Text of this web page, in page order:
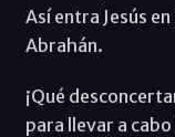
Así entra Jesús
Abrahán.
¡Qué
para llevar a